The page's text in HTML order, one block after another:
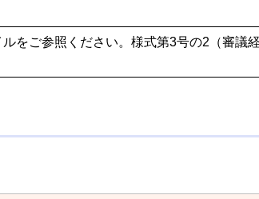
をご参照ください。様式第3号の2（審議経